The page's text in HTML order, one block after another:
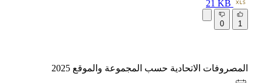
21 KB
المصروفات الاتحادية حسب المجموعة والموقع 2025